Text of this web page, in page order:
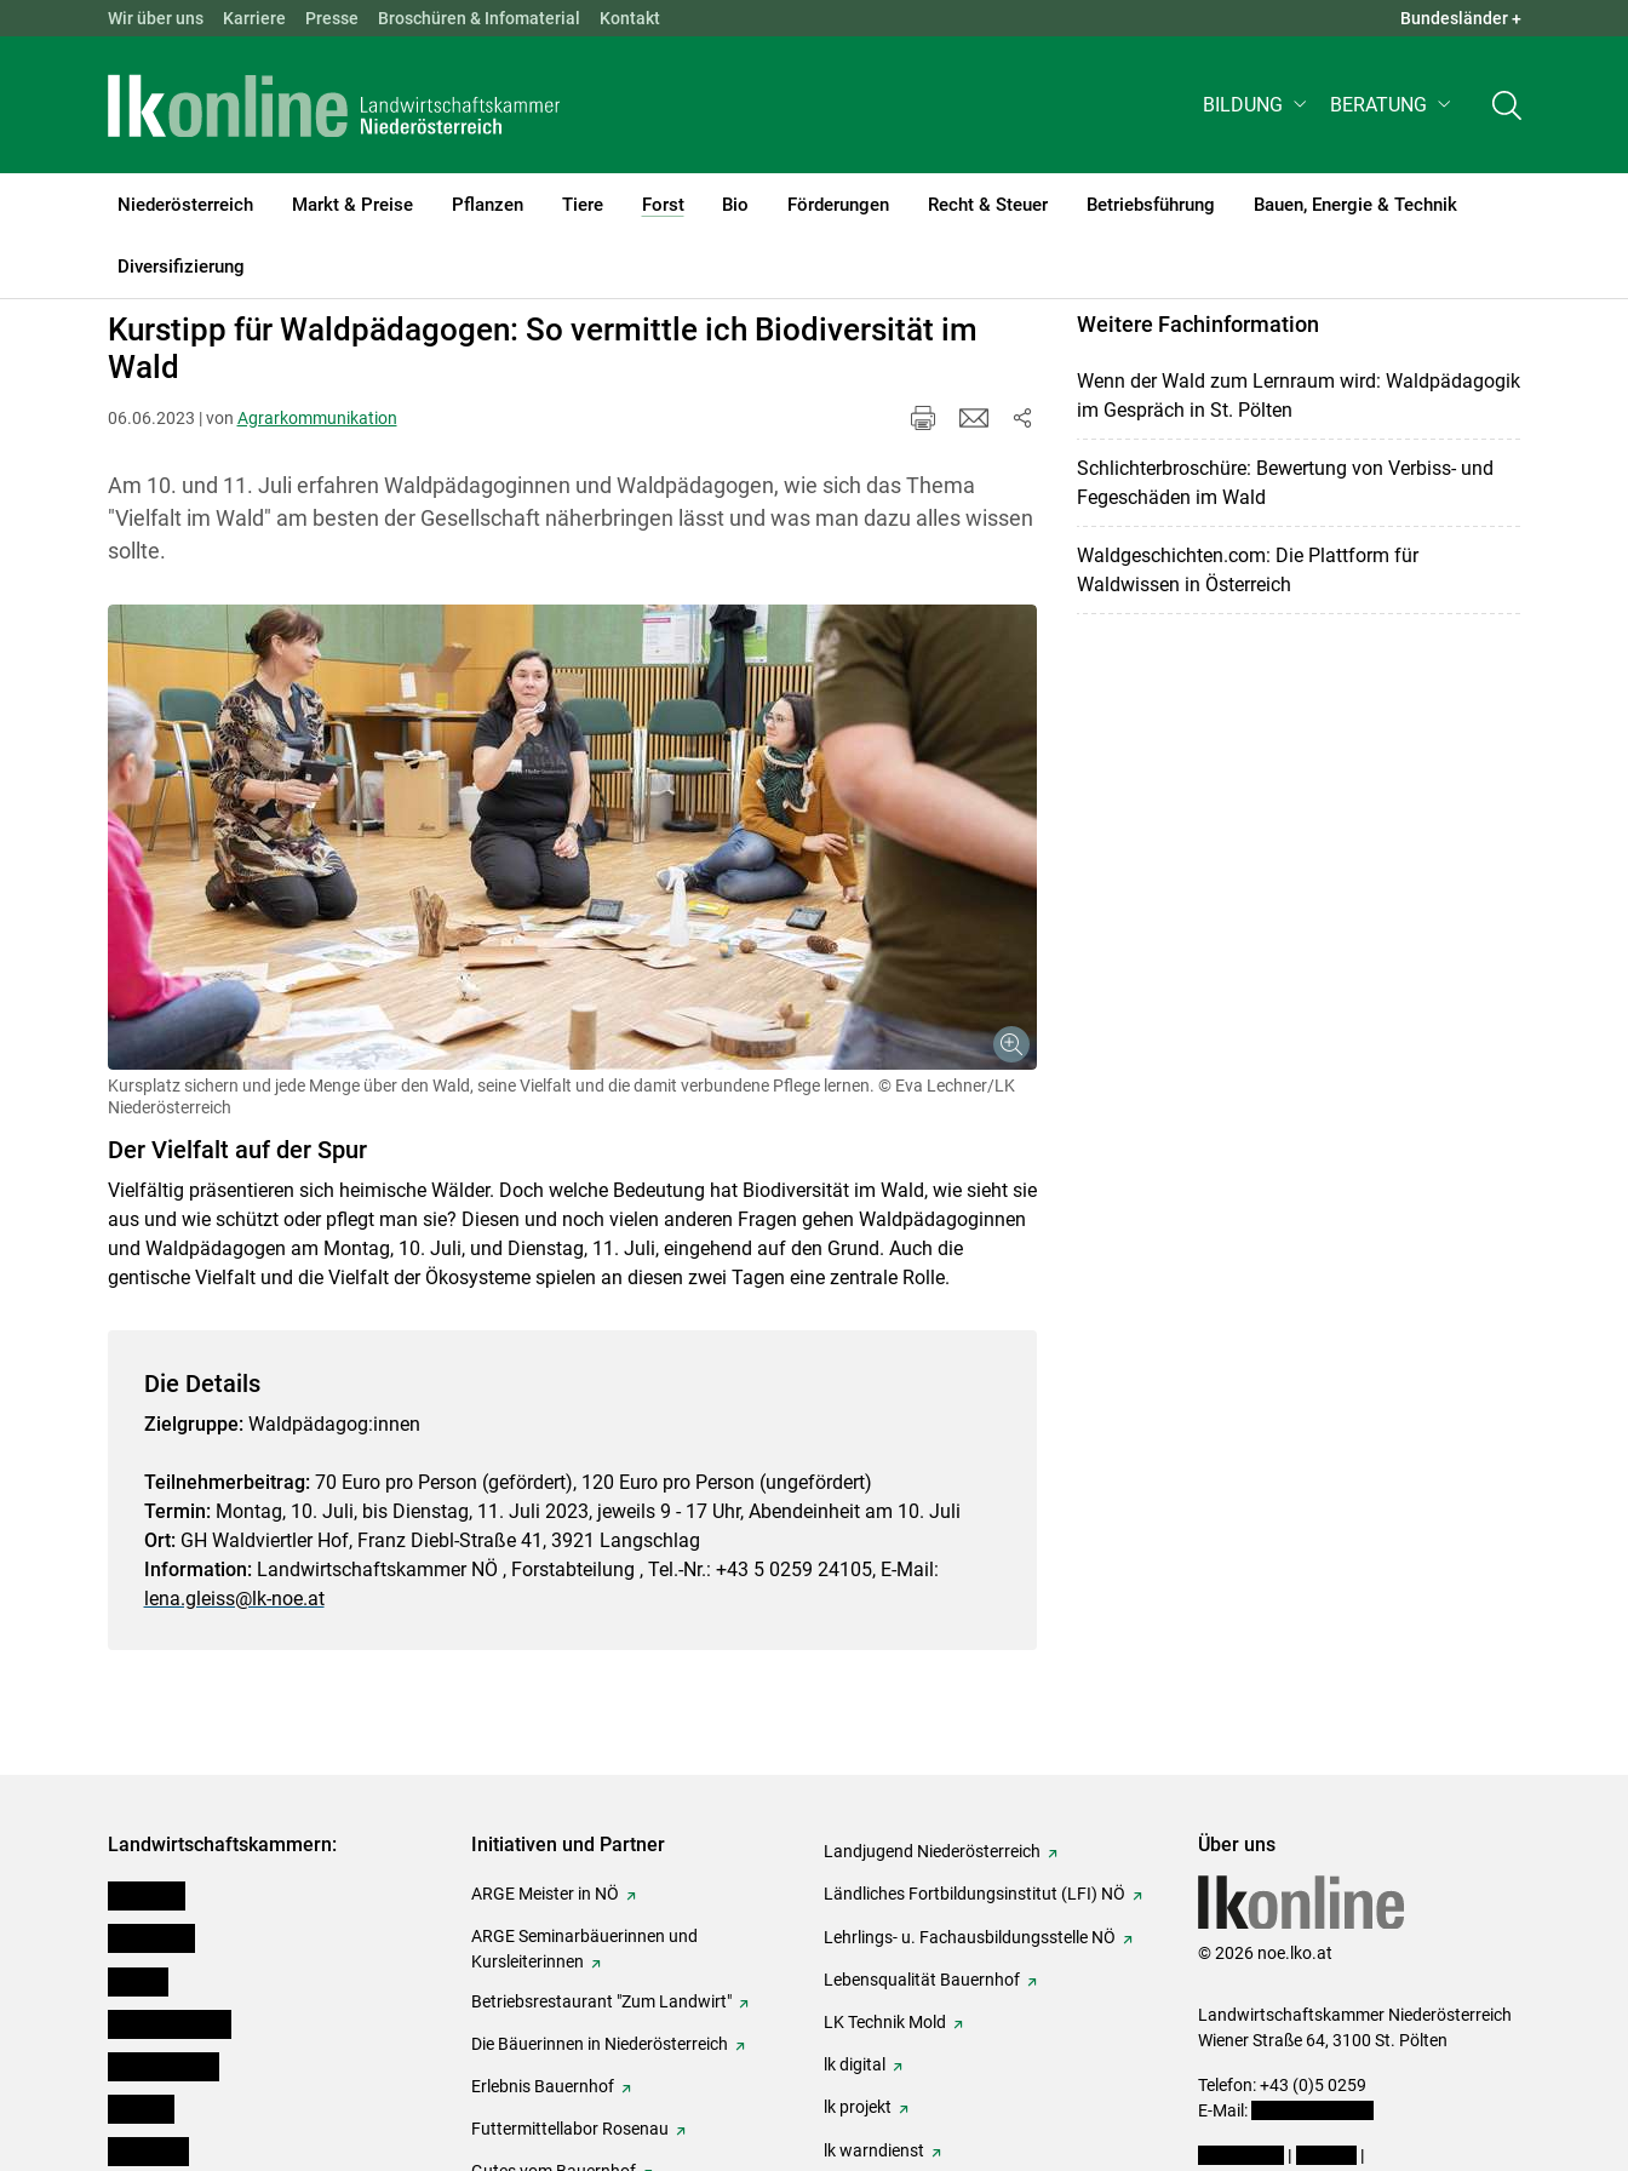
Skip to main content
Landwirtschaftskammern: ÖSTERREICH BGLD KTN NÖ OÖ SBG QUICK LINKS +
Wir über uns Karriere Presse Broschüren & Infomaterial Kontakt Bundesländer +
BILDUNG BERATUNG
Niederösterreich Markt & Preise Pflanzen Tiere Forst
(current)1
Bio Förderungen Recht & Steuer Betriebsführung Bauen, Energie & Technik
Diversifizierung
LK Niederösterreich
Kurstipp für Waldpädagogen: So vermittle ich Biodiversität im
Wald
06.06.2023 | von Agrarkommunikation
Am 10. und 11. Juli erfahren Waldpädagoginnen und Waldpädagogen, wie sich das Thema
"Vielfalt im Wald" am besten der Gesellschaft näherbringen lässt und was man dazu alles wissen
sollte.
Kursplatz sichern und jede Menge über den Wald, seine Vielfalt und die damit verbundene Pflege lernen. © Eva Lechner/LK
Niederösterreich
Der Vielfalt auf der Spur
Vielfältig präsentieren sich heimische Wälder. Doch welche Bedeutung hat Biodiversität im Wald, wie sieht sie
aus und wie schützt oder pflegt man sie? Diesen und noch vielen anderen Fragen gehen Waldpädagoginnen
und Waldpädagogen am Montag, 10. Juli, und Dienstag, 11. Juli, eingehend auf den Grund. Auch die
gentische Vielfalt und die Vielfalt der Ökosysteme spielen an diesen zwei Tagen eine zentrale Rolle.
Die Details
Zielgruppe: Waldpädagog:innen
Teilnehmerbeitrag: 70 Euro pro Person (gefördert), 120 Euro pro Person (ungefördert)
Termin: Montag, 10. Juli, bis Dienstag, 11. Juli 2023, jeweils 9 - 17 Uhr, Abendeinheit am 10. Juli
Ort: GH Waldviertler Hof, Franz Diebl-Straße 41, 3921 Langschlag
Information: Landwirtschaftskammer NÖ , Forstabteilung , Tel.-Nr.: +43 5 0259 24105, E-Mail:
lena.gleiss@lk-noe.at
Weitere Fachinformation
Wenn der Wald zum Lernraum wird: Waldpädagogik
im Gespräch in St. Pölten
Schlichterbroschüre: Bewertung von Verbiss- und
Fegeschäden im Wald
Waldgeschichten.com: Die Plattform für
Waldwissen in Österreich
Landwirtschaftskammern: Initiativen und Partner
ARGE Meister in NÖ
ARGE Seminarbäuerinnen und
Kursleiterinnen
Betriebsrestaurant "Zum Landwirt"
Die Bäuerinnen in Niederösterreich
Erlebnis Bauernhof
Futtermittellabor Rosenau
Landjugend Niederösterreich
Ländliches Fortbildungsinstitut (LFI) NÖ
Lehrlings- u. Fachausbildungsstelle NÖ
Lebensqualität Bauernhof
LK Technik Mold
lk digital
lk projekt
lk warndienst
Über uns
© 2026 noe.lko.at
Landwirtschaftskammer Niederösterreich
Wiener Straße 64, 3100 St. Pölten
Telefon: +43 (0)5 0259
E-Mail:
| |